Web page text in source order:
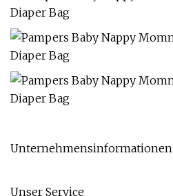
Unternehmensinformationen
Unser Service